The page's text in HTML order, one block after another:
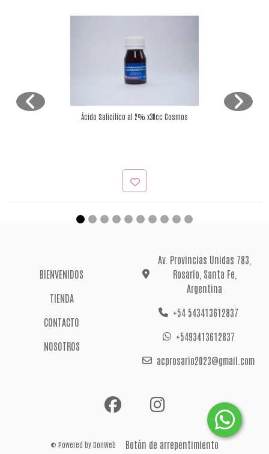
Ácido Salicílico al 2% x30cc Cosmos
BIENVENIDOS
TIENDA
CONTACTO
NOSOTROS
Av. Provincias Unidas 783,
Rosario, Santa Fe,
Argentina
+54 543413612837
+5493413612837
acprosario2023@gmail.com
© Powered byDonWeb Botón de arrepentimiento